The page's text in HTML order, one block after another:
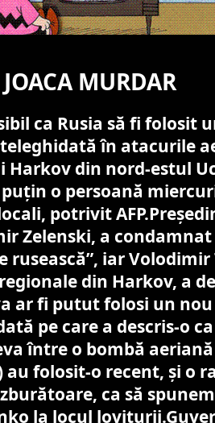
MURDAR
ca Rusia să fi folosit
în atacurile
Harkov din nord-estul
puțin o persoană
potrivit AFP.
Zelenski, a
rusească”, iar
din Harkov, a
ar fi putut folosi un
pe care a descris-o
între o bombă
au folosit-o recent, și o
ca să
la locul